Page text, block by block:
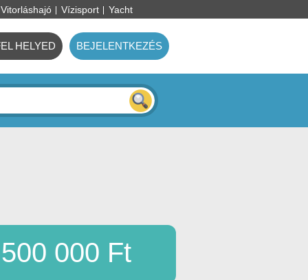
Vitorláshajó Vízisport Yacht
HELYED BEJELENTKEZÉS
500 000 Ft